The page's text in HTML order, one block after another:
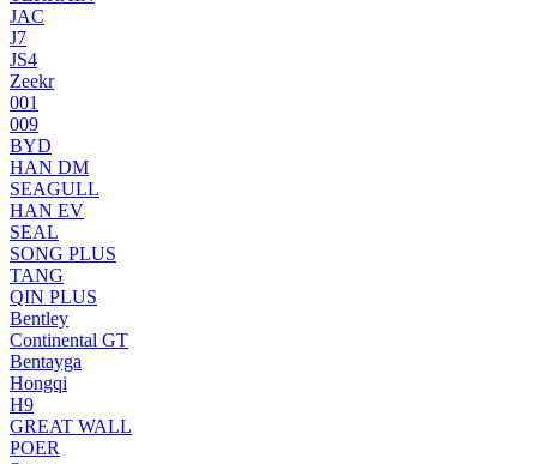
JAC
J7
JS4
Zeekr
001
009
BYD
HAN DM
SEAGULL
HAN EV
SEAL
SONG PLUS
TANG
QIN PLUS
Bentley
Continental GT
Bentayga
Hongqi
H9
GREAT WALL
POER